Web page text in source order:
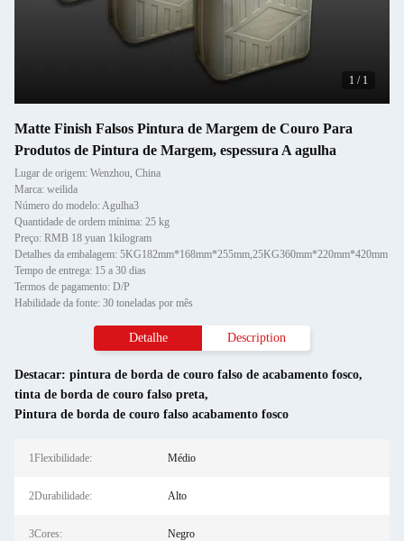
1 / 1
Matte Finish Falsos Pintura de Margem de Couro Para
Produtos de Pintura de Margem, espessura A agulha
Lugar de origem: Wenzhou, China
Marca: weilida
Número do modelo: Agulha3
Quantidade de ordem mínima: 25 kg
Preço: RMB 18 yuan 1kilogram
Detalhes da embalagem: 5KG182mm*168mm*255mm,25KG360mm*220mm*420mm
Tempo de entrega: 15 a 30 dias
Termos de pagamento: D/P
Habilidade da fonte: 30 toneladas por mês
Detalhe Description
Destacar: pintura de borda de couro falso de acabamento fosco,
tinta de borda de couro falso preta,
Pintura de borda de couro falso acabamento fosco
1Flexibilidade: Médio
2Durabilidade: Alto
3Cores: Negro